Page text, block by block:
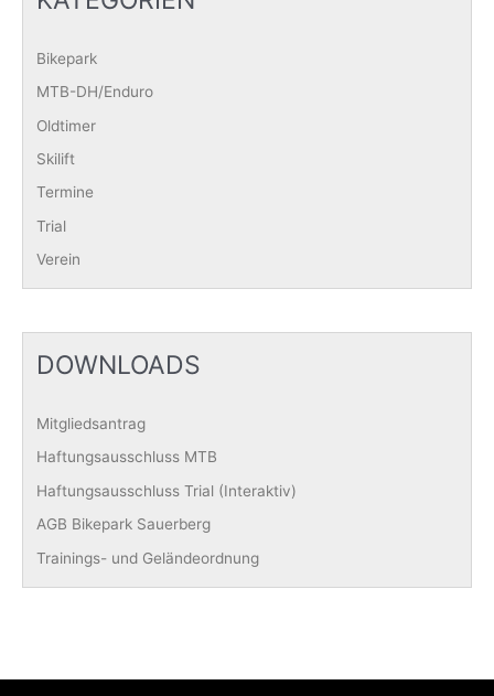
Bikepark
MTB-DH/Enduro
Oldtimer
Skilift
Termine
Trial
Verein
DOWNLOADS
Mitgliedsantrag
Haftungsausschluss MTB
Haftungsausschluss Trial (Interaktiv)
AGB Bikepark Sauerberg
Trainings- und Geländeordnung